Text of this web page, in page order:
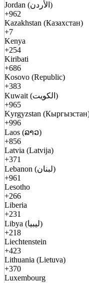
Jordan (الأردن)
+962
Kazakhstan (Казахстан)
+7
Kenya
+254
Kiribati
+686
Kosovo (Republic)
+383
Kuwait (الكويت)
+965
Kyrgyzstan
+996
Laos (ລາວ)
+856
Latvia (Latvija)
+371
Lebanon (لبنان)
+961
Lesotho
+266
Liberia
+231
Libya (ليبيا)
+218
Liechtenstein
+423
Lithuania (Lietuva)
+370
Luxembourg